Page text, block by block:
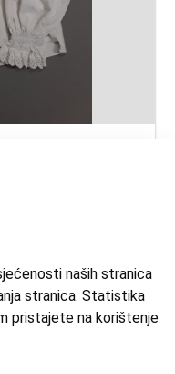
; domaće platnonaših stranica
stranica. Statistika
pristajete na korištenje